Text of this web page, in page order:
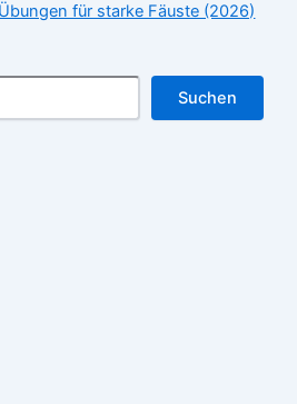
für starke Fäuste (2026)
Suchen